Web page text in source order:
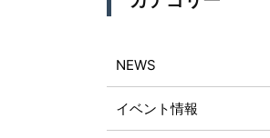
NEWS
イベント情報